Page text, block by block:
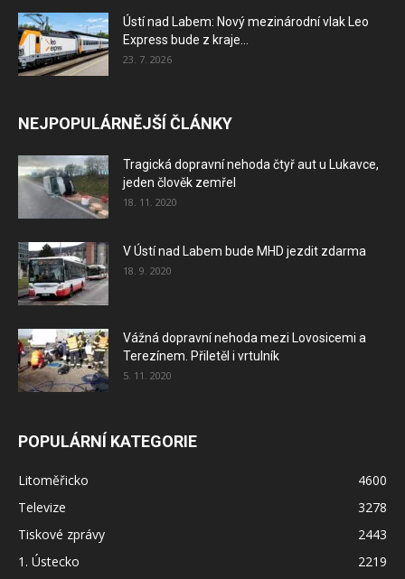
Ústí nad Labem: Nový mezinárodní vlak Leo
Express bude z kraje...
23. 7. 2026
NEJPOPULÁRNĚJŠÍ ČLÁNKY
Tragická dopravní nehoda čtyř aut u Lukavce,
jeden člověk zemřel
18. 11. 2020
V Ústí nad Labem bude MHD jezdit zdarma
18. 9. 2020
Vážná dopravní nehoda mezi Lovosicemi a
Terezínem. Přiletěl i vrtulník
5. 11. 2020
POPULÁRNÍ KATEGORIE
Litoměřicko
4600
Televize
3278
Tiskové zprávy
2443
1. Ústecko
2219